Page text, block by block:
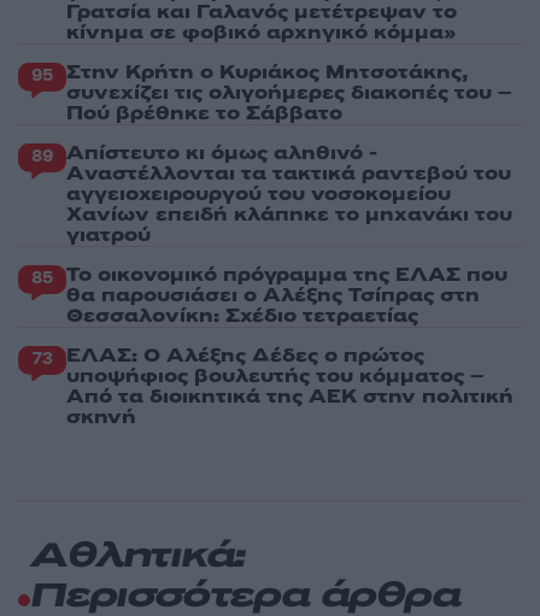
Γρατσία και Γαλανός μετέτρεψαν το
κίνημα σε φοβικό αρχηγικό κόμμα»
95 Στην Κρήτη ο Κυριάκος Μητσοτάκης,
συνεχίζει τις ολιγοήμερες διακοπές του –
Πού βρέθηκε το Σάββατο
89 Απίστευτο κι όμως αληθινό -
Aναστέλλονται τα τακτικά ραντεβού του
αγγειοχειρουργού του νοσοκομείου
Χανίων επειδή κλάπηκε το μηχανάκι του
γιατρού
85 Το οικονομικό πρόγραμμα της ΕΛΑΣ που
θα παρουσιάσει ο Αλέξης Τσίπρας στη
Θεσσαλονίκη: Σχέδιο τετραετίας
73 ΕΛΑΣ: Ο Αλέξης Δέδες ο πρώτος
υποψήφιος βουλευτής του κόμματος –
Από τα διοικητικά της ΑΕΚ στην πολιτική
σκηνή
Αθλητικά:
Περισσότερα άρθρα